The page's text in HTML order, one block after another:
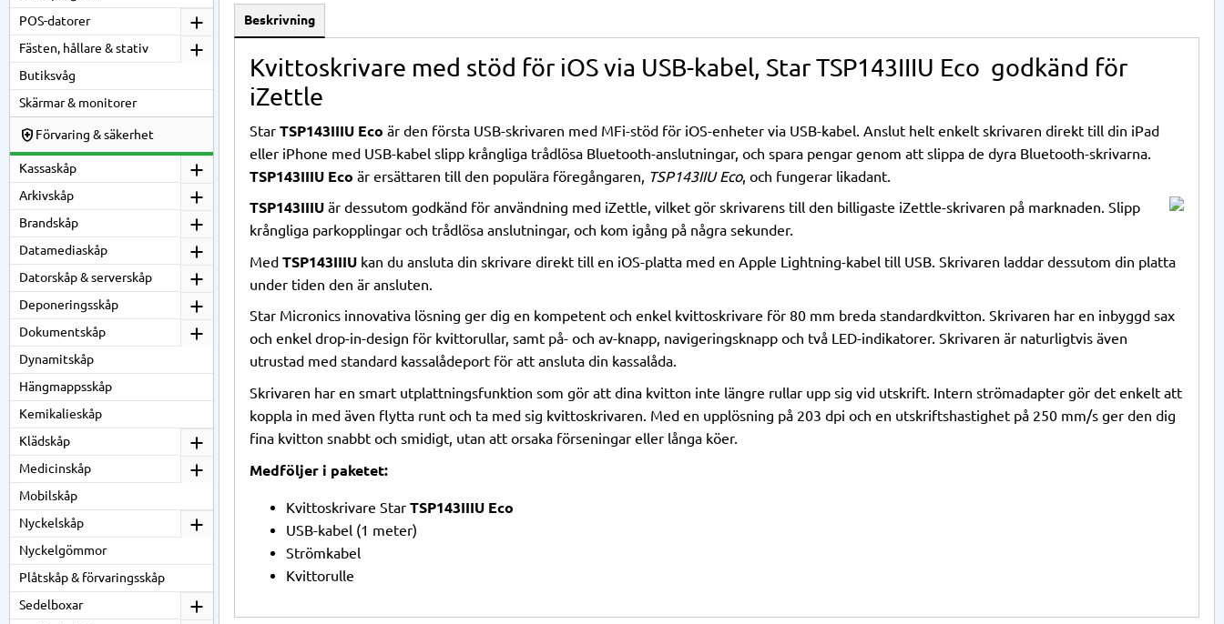
Beskrivning
Kvittoskrivare med stöd för iOS via USB-kabel, Star TSP143IIIU Eco godkänd för
iZettle
Star TSP143IIIU Eco är den första USB-skrivaren med MFi-stöd för iOS-enheter via USB-kabel. Anslut helt enkelt skrivaren direkt till din iPad
eller iPhone med USB-kabel slipp krångliga trådlösa Bluetooth-anslutningar, och spara pengar genom att slippa de dyra Bluetooth-skrivarna.
TSP143IIIU Eco är ersättaren till den populära föregångaren, TSP143IIU Eco, och fungerar likadant.
TSP143IIIU är dessutom godkänd för användning med iZettle, vilket gör skrivarens till den billigaste iZettle-skrivaren på marknaden. Slipp
krångliga parkopplingar och trådlösa anslutningar, och kom igång på några sekunder.
Med TSP143IIIU kan du ansluta din skrivare direkt till en iOS-platta med en Apple Lightning-kabel till USB. Skrivaren laddar dessutom din platta
under tiden den är ansluten.
Star Micronics innovativa lösning ger dig en kompetent och enkel kvittoskrivare för 80 mm breda standardkvitton. Skrivaren har en inbyggd sax
och enkel drop-in-design för kvittorullar, samt på- och av-knapp, navigeringsknapp och två LED-indikatorer. Skrivaren är naturligtvis även
utrustad med standard kassalådeport för att ansluta din kassalåda.
Skrivaren har en smart utplattningsfunktion som gör att dina kvitton inte längre rullar upp sig vid utskrift. Intern strömadapter gör det enkelt att
koppla in med även flytta runt och ta med sig kvittoskrivaren. Med en upplösning på 203 dpi och en utskriftshastighet på 250 mm/s ger den dig
fina kvitton snabbt och smidigt, utan att orsaka förseningar eller långa köer.
Medföljer i paketet:
Kvittoskrivare Star TSP143IIIU Eco
USB-kabel (1 meter)
Strömkabel
Kvittorulle
POS-datorer
Fästen, hållare & stativ
Butiksvåg
Skärmar & monitorer
Förvaring & säkerhet
Kassaskåp
Arkivskåp
Brandskåp
Datamediaskåp
Datorskåp & serverskåp
Deponeringsskåp
Dokumentskåp
Dynamitskåp
Hängmappsskåp
Kemikalieskåp
Klädskåp
Medicinskåp
Mobilskåp
Nyckelskåp
Nyckelgömmor
Plåtskåp & förvaringsskåp
Sedelboxar